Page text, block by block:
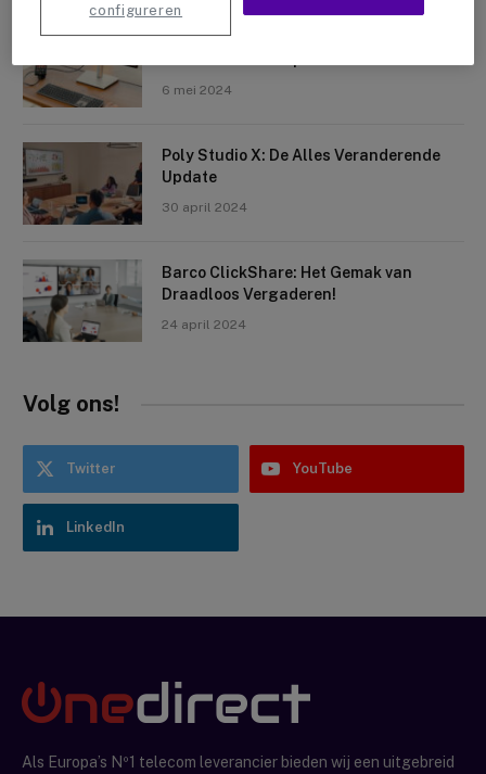
Crosscall X-Space: Transformeer Je
6 mei 2024
Poly Studio X: De Alles Veranderende
Update
30 april 2024
Barco ClickShare: Het Gemak van
Draadloos Vergaderen!
24 april 2024
Volg ons!
Twitter YouTube
LinkedIn
Als Europa’s Nº1 telecom leverancier bieden wij een uitgebreid
configureren